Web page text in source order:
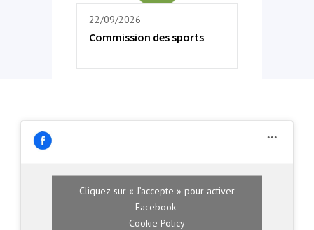
22/09/2026
Commission des sports
Cliquez sur « J’accepte » pour activer
Facebook
Cookie Policy